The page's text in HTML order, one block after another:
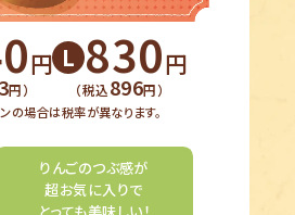
円
円）
L 830円
（税込896円）
の場合は税率が異なります。
果琳おなじみのオレンジに、
新しさが加わった